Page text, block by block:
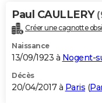
Paul CAULLERY
Créer une cagnotte
Naissance
13/09/1923 à Nogent-
Décès
20/04/2017 à Paris (